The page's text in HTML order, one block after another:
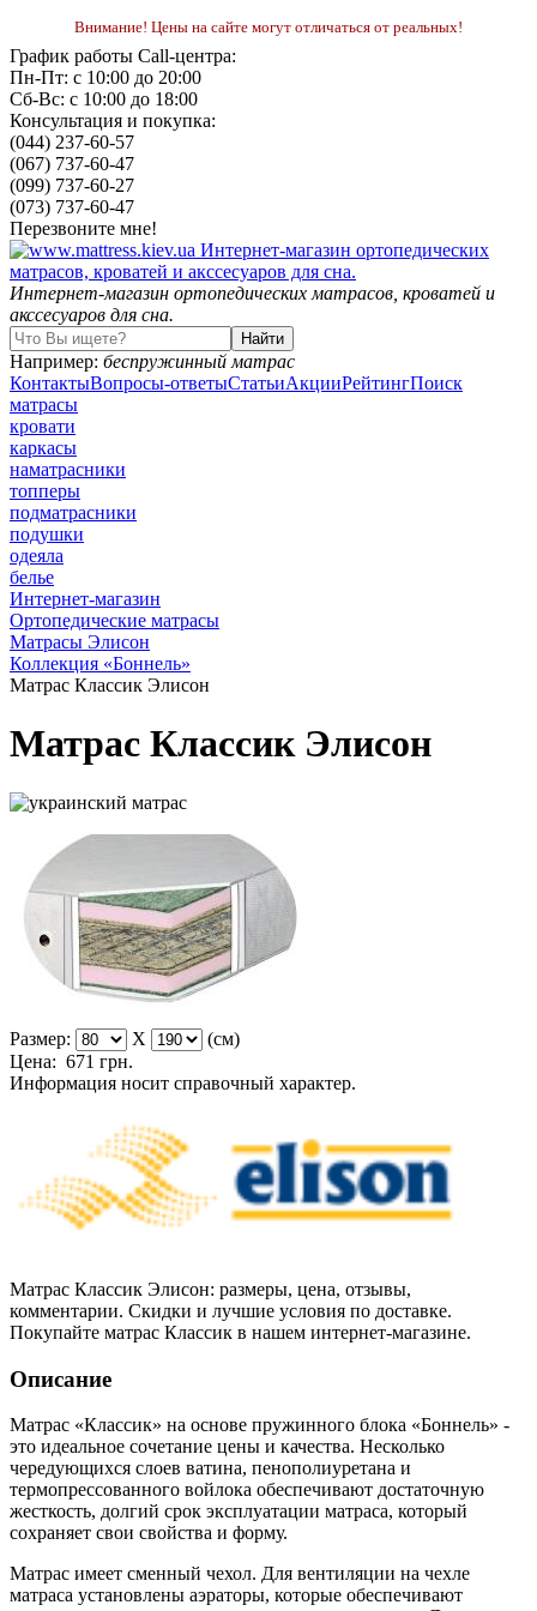
Внимание! Цены на сайте могут отличаться от реальных!
График работы Call-центра:
Пн-Пт: с 10:00 до 20:00
Сб-Вс: с 10:00 до 18:00
Консультация и покупка:
(044) 237-60-57
(067) 737-60-47
(099) 737-60-27
(073) 737-60-47
Перезвоните мне!
Интернет-магазин ортопедических матрасов, кроватей и
акссесуаров для сна.
Например: беспружинный матрас
КонтактыВопросы-ответыСтатьиАкцииРейтингПоиск
матрасы
кровати
каркасы
наматрасники
топперы
подматрасники
подушки
одеяла
белье
Интернет-магазин
Ортопедические матрасы
Матрасы Элисон
Коллекция «Боннель»
Матрас Классик Элисон
Матрас Классик Элисон
Размер: X
(см)
Цена: 671 грн.
Информация носит справочный характер.
Матрас Классик Элисон: размеры, цена, отзывы,
комментарии. Скидки и лучшие условия по доставке.
Покупайте матрас Классик в нашем интернет-магазине.
Описание
Матрас «Классик» на основе пружинного блока «Боннель» -
это идеальное сочетание цены и качества. Несколько
чередующихся слоев ватина, пенополиуретана и
термопрессованного войлока обеспечивают достаточную
жесткость, долгий срок эксплуатации матраса, который
сохраняет свои свойства и форму.
Матрас имеет сменный чехол. Для вентиляции на чехле
матраса установлены аэраторы, которые обеспечивают